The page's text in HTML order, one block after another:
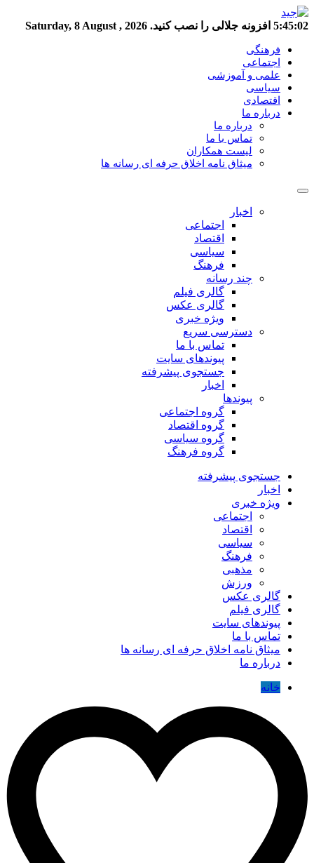
5:45:03 افزونه جلالی را نصب کنید. Saturday, 8 August , 2026
فرهنگی
اجتماعی
علمی و آموزشی
سیاسی
اقتصادی
درباره ما
درباره ما
تماس با ما
لیست همکاران
میثاق نامه اخلاق حرفه ای رسانه ها
اخبار
اجتماعی
اقتصاد
سیاسی
فرهنگ
چند رسانه
گالری فیلم
گالری عکس
ویژه خبری
دسترسی سریع
تماس با ما
پیوندهای سایت
جستجوی پیشرفته
اخبار
پیوندها
گروه اجتماعی
گروه اقتصاد
گروه سیاسی
گروه فرهنگ
جستجوی پیشرفته
اخبار
ویژه خبری
اجتماعی
اقتصاد
سیاسی
فرهنگ
مذهبی
ورزش
گالری عکس
گالری فیلم
پیوندهای سایت
تماس با ما
میثاق نامه اخلاق حرفه ای رسانه ها
درباره ما
خانه